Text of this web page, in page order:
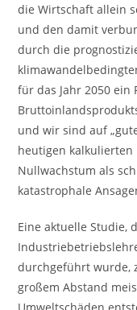
die Wirtschaft allein
und den damit
durch die
für das Jahr 2050 ein
und wir sind auf
heutigen kalkulierten
Nullwachstum als
katastrophale
Eine aktuelle Studie,
durchgeführt wurde,
großem Abstand